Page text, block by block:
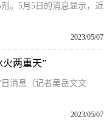
。5月5日的消息显示，近
2023/05/07
火两重天”
消息（记者吴岳文文
2023/05/07